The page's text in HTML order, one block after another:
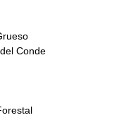
Conde